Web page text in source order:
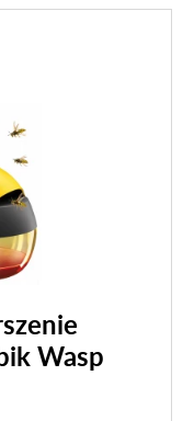
Wasp